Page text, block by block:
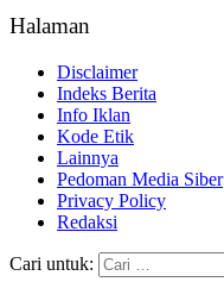
Halaman
Disclaimer
Indeks Berita
Info Iklan
Kode Etik
Lainnya
Pedoman Media Siber
Privacy Policy
Redaksi
Cari untuk: